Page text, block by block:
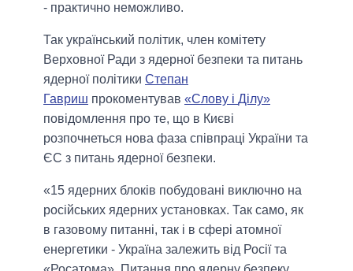
- практично неможливо.
Так український політик, член комітету
Верховної Ради з ядерної безпеки та питань
ядерної політики Степан
Гавриш прокоментував «Слову і Ділу»
повідомлення про те, що в Києві
розпочнеться нова фаза співпраці України та
ЄС з питань ядерної безпеки.
«15 ядерних блоків побудовані виключно на
російських ядерних установках. Так само, як
в газовому питанні, так і в сфері атомної
енергетики - Україна залежить від Росії та